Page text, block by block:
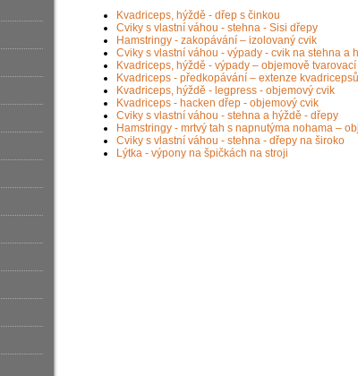
Kvadriceps, hýždě - dřep s činkou
Cviky s vlastní váhou - stehna - Sisi dřepy
Hamstringy - zakopávání – izolovaný cvik
Cviky s vlastní váhou - výpady - cvik na stehna a
Kvadriceps, hýždě - výpady – objemově
Kvadriceps - předkopávání – extenze kvadricepsů
Kvadriceps, hýždě - legpress - objemový cvik
Kvadriceps - hacken dřep - objemový cvik
Cviky s vlastní váhou - stehna a hýždě - dřepy
Hamstringy - mrtvý tah s napnutýma nohama –
Cviky s vlastní váhou - stehna - dřepy na široko
Lýtka - výpony na špičkách na stroji